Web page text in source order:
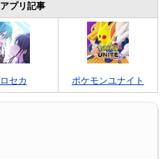
プリ記事
セカ ポケモンユナイト